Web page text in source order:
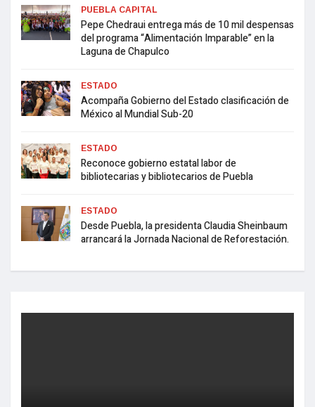
PUEBLA CAPITAL
Pepe Chedraui entrega más de 10 mil despensas
del programa “Alimentación Imparable” en la
Laguna de Chapulco
ESTADO
Acompaña Gobierno del Estado clasificación de
México al Mundial Sub-20
ESTADO
Reconoce gobierno estatal labor de
bibliotecarias y bibliotecarios de Puebla
ESTADO
Desde Puebla, la presidenta Claudia Sheinbaum
arrancará la Jornada Nacional de Reforestación.